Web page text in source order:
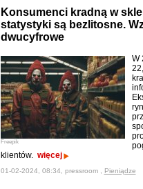
Konsumenci kradną w
statystyki są bezlitosne.
dwucyfrowe
Freepik
W
klientów. więcej
01-02-2024, 08:34, pressroom , Pieniądze